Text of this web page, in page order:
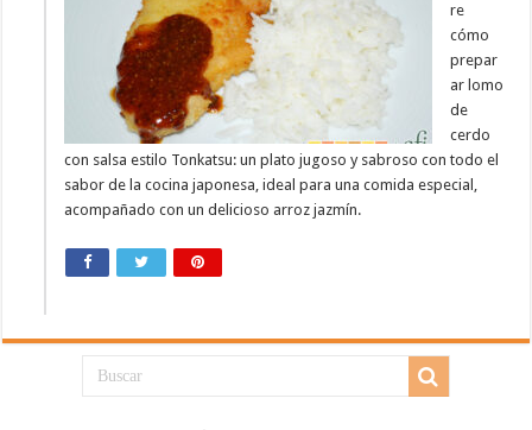
re
cómo
prepar
ar lomo
de
cerdo
con salsa estilo Tonkatsu: un plato jugoso y sabroso con todo el
sabor de la cocina japonesa, ideal para una comida especial,
acompañado con un delicioso arroz jazmín.